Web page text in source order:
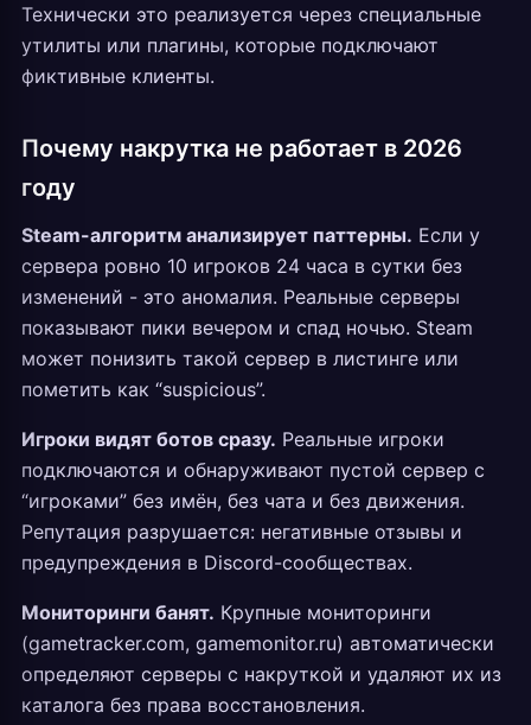
Технически это реализуется через специальные
утилиты или плагины, которые подключают
фиктивные клиенты.
Почему накрутка не работает в 2026
году
Steam-алгоритм анализирует паттерны. Если у
сервера ровно 10 игроков 24 часа в сутки без
изменений - это аномалия. Реальные серверы
показывают пики вечером и спад ночью. Steam
может понизить такой сервер в листинге или
пометить как “suspicious”.
Игроки видят ботов сразу. Реальные игроки
подключаются и обнаруживают пустой сервер с
“игроками” без имён, без чата и без движения.
Репутация разрушается: негативные отзывы и
предупреждения в Discord-сообществах.
Мониторинги банят. Крупные мониторинги
(gametracker.com, gamemonitor.ru) автоматически
определяют серверы с накруткой и удаляют их из
каталога без права восстановления.